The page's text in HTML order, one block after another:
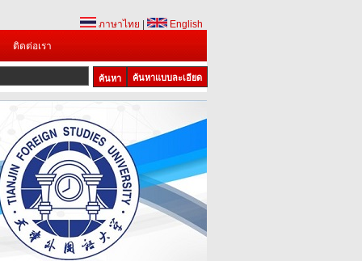
ภาษาไทย
English
ติดต่อเรา
ค้นหาแบบละเอียด